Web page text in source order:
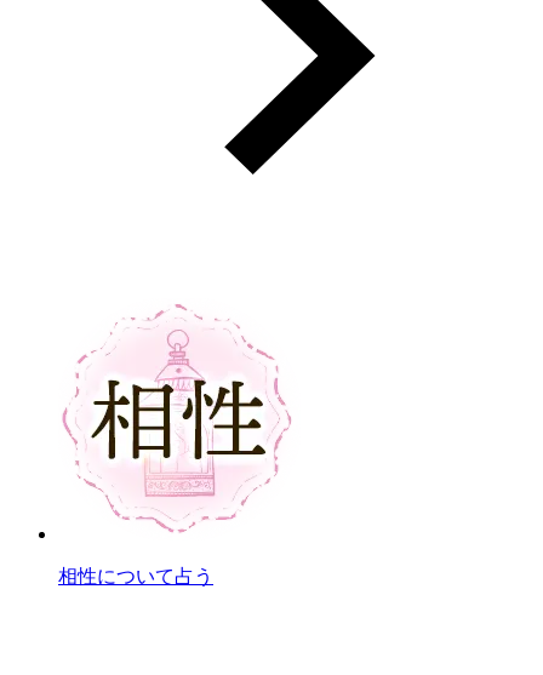
相性について占う